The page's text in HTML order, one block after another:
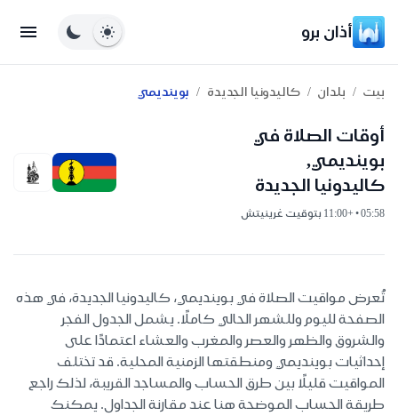
أذان برو
بيت / بلدان / كاليدونيا الجديدة / بوينديمي
أوقات الصلاة في
بوينديمي,
كاليدونيا الجديدة
05:58 • +11:00 بتوقيت غرينيتش
تُعرض مواقيت الصلاة في بوينديمي، كاليدونيا الجديدة، في هذه
الصفحة لليوم وللشهر الحالي كاملًا. يشمل الجدول الفجر
والشروق والظهر والعصر والمغرب والعشاء اعتمادًا على
إحداثيات بوينديمي ومنطقتها الزمنية المحلية. قد تختلف
المواقيت قليلًا بين طرق الحساب والمساجد القريبة، لذلك راجع
طريقة الحساب الموضحة هنا عند مقارنة الجداول. يمكنك